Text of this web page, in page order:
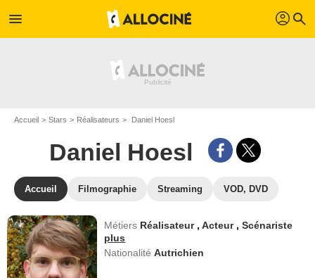
menu profil search
Accueil Stars Réalisateurs Daniel Hoesl
Daniel Hoesl
Accueil Filmographie Streaming VOD, DVD
Métiers Réalisateur ,Acteur ,Scénariste
plus
NationalitéAutrichien